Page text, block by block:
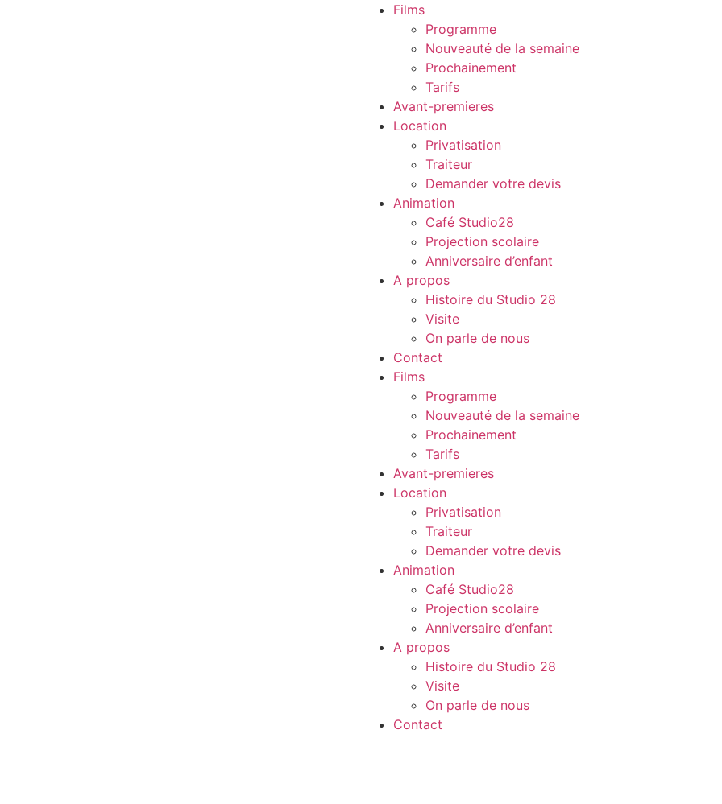
Films
Programme
Nouveauté de la semaine
Prochainement
Tarifs
Avant-premieres
Location
Privatisation
Traiteur
Demander votre devis
Animation
Café Studio28
Projection scolaire
Anniversaire d’enfant
A propos
Histoire du Studio 28
Visite
On parle de nous
Contact
Films
Programme
Nouveauté de la semaine
Prochainement
Tarifs
Avant-premieres
Location
Privatisation
Traiteur
Demander votre devis
Animation
Café Studio28
Projection scolaire
Anniversaire d’enfant
A propos
Histoire du Studio 28
Visite
On parle de nous
Contact